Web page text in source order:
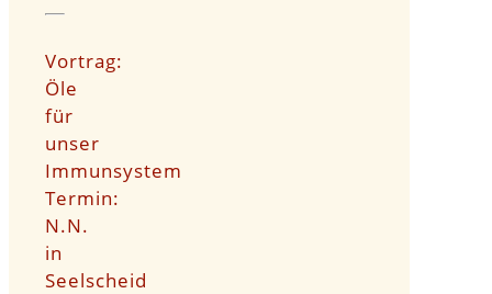
Vortrag:
Öle
für
unser
Immunsystem
Termin:
N.N.
in
Seelscheid